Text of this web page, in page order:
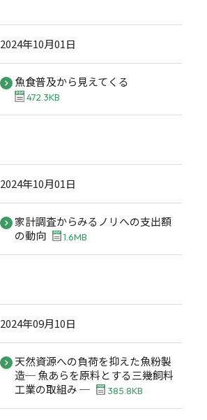
2024年10月01日
魚食普及から見えてくる
472.3KB
2024年10月01日
家計調査からみるノリへの支出額
の動向
1.6MB
2024年09月10日
天然資源への負荷を抑えた魚粉製
造─ 魚あらを原料とする三幾飼料
工業の取組み ─
385.8KB